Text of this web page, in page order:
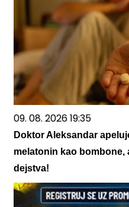
09. 08. 2026 19:35
Doktor Aleksandar
melatonin kao
dejstva!